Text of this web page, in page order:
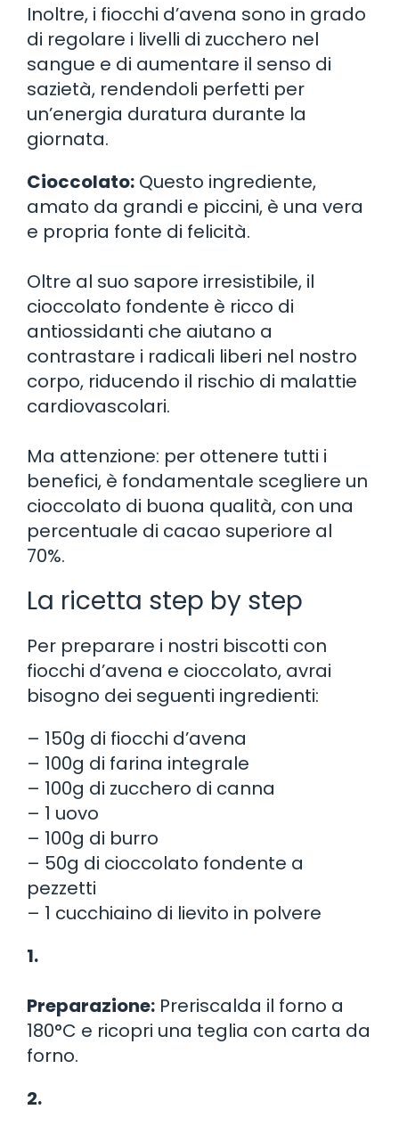
Inoltre, i fiocchi d’avena sono in grado
di regolare i livelli di zucchero nel
sangue e di aumentare il senso di
sazietà, rendendoli perfetti per
un’energia duratura durante la
giornata.
Cioccolato: Questo ingrediente,
amato da grandi e piccini, è una vera
e propria fonte di felicità.
Oltre al suo sapore irresistibile, il
cioccolato fondente è ricco di
antiossidanti che aiutano a
contrastare i radicali liberi nel nostro
corpo, riducendo il rischio di malattie
cardiovascolari.
Ma attenzione: per ottenere tutti i
benefici, è fondamentale scegliere un
cioccolato di buona qualità, con una
percentuale di cacao superiore al
70%.
La ricetta step by step
Per preparare i nostri biscotti con
fiocchi d’avena e cioccolato, avrai
bisogno dei seguenti ingredienti:
– 150g di fiocchi d’avena
– 100g di farina integrale
– 100g di zucchero di canna
– 1 uovo
– 100g di burro
– 50g di cioccolato fondente a
pezzetti
– 1 cucchiaino di lievito in polvere
1.
Preparazione: Preriscalda il forno a
180°C e ricopri una teglia con carta da
forno.
2.